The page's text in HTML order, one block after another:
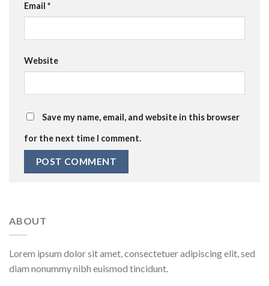
Email *
Website
Save my name, email, and website in this browser
for the next time I comment.
ABOUT
Lorem ipsum dolor sit amet, consectetuer adipiscing elit, sed
diam nonummy nibh euismod tincidunt.